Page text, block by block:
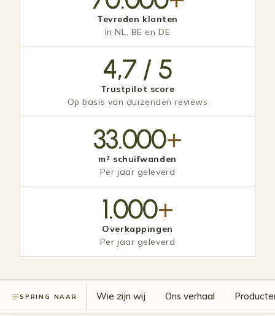
Tevreden klanten
In NL, BE en DE
4,7 / 5
Trustpilot score
Op basis van duizenden reviews
33.000+
m² schuifwanden
Per jaar geleverd
1.000+
Overkappingen
Per jaar geleverd
SPRING NAAR Wie zijn wij Ons verhaal